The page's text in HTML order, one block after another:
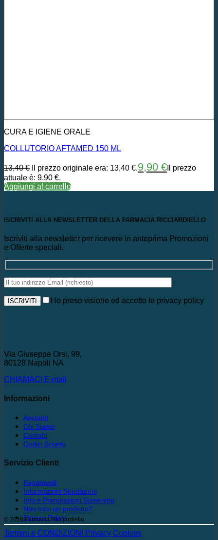
CURA E IGIENE ORALE
COLLUTORIO AFTAMED 150 ML
13,40€ Il prezzo originale era: 13,40 €.9,90 € Il prezzo
attuale è: 9,90 €.
Aggiungi al carrello
ISCRIVITI ALLA NEWSLETTER DELLA FARMACIA RICCIARDIELLO
Iscriviti alla newsletter per ricevere in anteprima Promozioni
e Offerte speciali.
Ho preso visione ed accetto le privacy policy
Via Giuseppe Orsi, 99,
80128 Napoli NA
CHIAMACI
E-mail
Informazioni
Account
Chi Siamo
Contatti
Codici Sconto
Servizio Clienti
Pagamenti
Informazioni Spedizione
Info e Prenotazioni Screening
Non trovi un prodotto?
Privacy Policy
© 2026 Farmacia Ricciardiello
Termini e CONDIZIONI Privacy Cookies